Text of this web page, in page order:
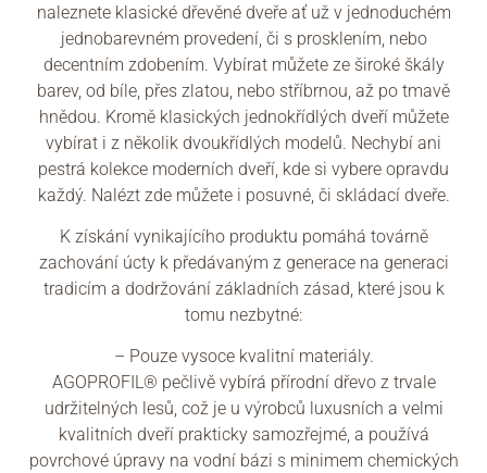
naleznete klasické dřevěné dveře ať už v jednoduchém
jednobarevném provedení, či s prosklením, nebo
decentním zdobením. Vybírat můžete ze široké škály
barev, od bíle, přes zlatou, nebo stříbrnou, až po tmavě
hnědou. Kromě klasických jednokřídlých dveří můžete
vybírat i z několik dvoukřídlých modelů. Nechybí ani
pestrá kolekce moderních dveří, kde si vybere opravdu
každý. Nalézt zde můžete i posuvné, či skládací dveře.
K získání vynikajícího produktu pomáhá továrně
zachování úcty k předávaným z generace na generaci
tradicím a dodržování základních zásad, které jsou k
tomu nezbytné:
– Pouze vysoce kvalitní materiály.
AGOPROFIL® pečlivě vybírá přírodní dřevo z trvale
udržitelných lesů, což je u výrobců luxusních a velmi
kvalitních dveří prakticky samozřejmé, a používá
povrchové úpravy na vodní bázi s minimem chemických